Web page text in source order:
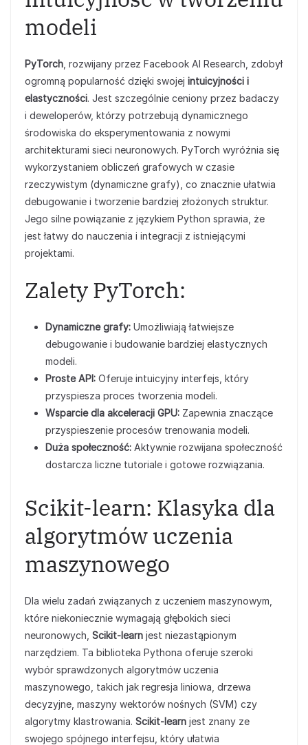
modeli
PyTorch , rozwijany przez Facebook AI Research, zdobył
ogromną popularność dzięki swojej intuicyjności i
elastyczności. Jest szczególnie ceniony przez badaczy
i deweloperów, którzy potrzebują dynamicznego
środowiska do eksperymentowania z nowymi
architekturami sieci neuronowych. PyTorch wyróżnia się
wykorzystaniem obliczeń grafowych w czasie
rzeczywistym (dynamiczne grafy), co znacznie ułatwia
debugowanie i tworzenie bardziej złożonych struktur.
Jego silne powiązanie z językiem Python sprawia, że
jest łatwy do nauczenia i integracji z istniejącymi
projektami.
Zalety PyTorch:
Dynamiczne grafy: Umożliwiają łatwiejsze
debugowanie i budowanie bardziej elastycznych
modeli.
Proste API: Oferuje intuicyjny interfejs, który
przyspiesza proces tworzenia modeli.
Wsparcie dla akceleracji GPU: Zapewnia znaczące
przyspieszenie procesów trenowania modeli.
Duża społeczność: Aktywnie rozwijana społeczność
dostarcza liczne tutoriale i gotowe rozwiązania.
Scikit-learn: Klasyka dla
algorytmów uczenia
maszynowego
Dla wielu zadań związanych z uczeniem maszynowym,
które niekoniecznie wymagają głębokich sieci
neuronowych, Scikit-learn jest niezastąpionym
narzędziem. Ta biblioteka Pythona oferuje szeroki
wybór sprawdzonych algorytmów uczenia
maszynowego, takich jak regresja liniowa, drzewa
decyzyjne, maszyny wektorów nośnych (SVM) czy
algorytmy klastrowania. Scikit-learn jest znany ze
swojego spójnego interfejsu, który ułatwia